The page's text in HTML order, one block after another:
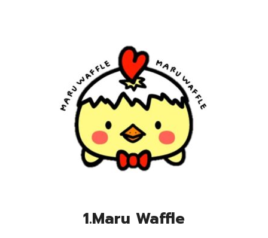
1.Maru Waffle